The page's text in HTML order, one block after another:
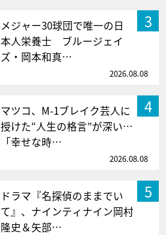
3
メジャー30球団で唯一の日
本人栄養士 ブルージェイ
ズ・岡本和真…
2026.08.08
4
マツコ、M-1ブレイク芸人に
授けた“人生の格言”が深い…
「幸せな時…
2026.08.08
5
ドラマ『名探偵のままでい
て』、ナインティナイン岡村
隆史＆矢部…